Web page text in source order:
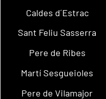
Caldes d´Estrac
Sant Feliu Sasserra
Pere de Ribes
Martí Sesgueioles
Pere de Vilamajor